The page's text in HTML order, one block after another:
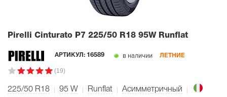
Pirelli Cinturato P7 225/50 R18 95W Runflat
АРТИКУЛ: 16589 в наличии ЛЕТНИЕ
(19)
225/50 R18 95 W Runflat Асимметричный